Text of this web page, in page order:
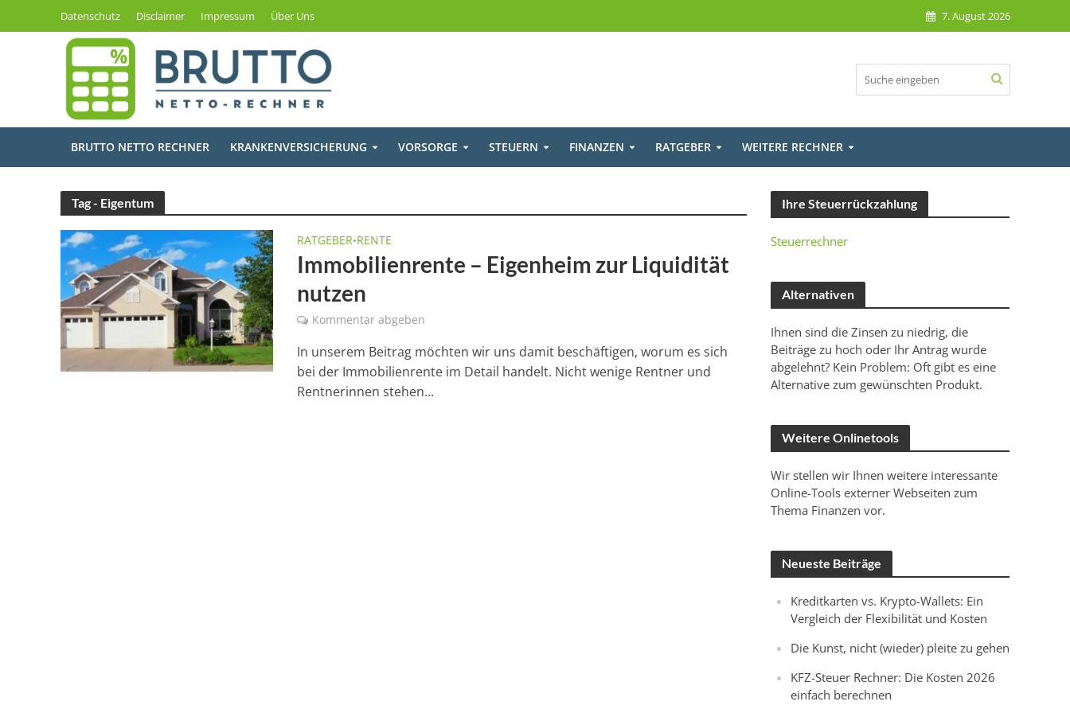
Datenschutz Disclaimer Impressum Über Uns 7. August 2026
BRUTTO NETTO RECHNER KRANKENVERSICHERUNG VORSORGE STEUERN FINANZEN RATGEBER WEITERE RECHNER
Tag - Eigentum
RATGEBER•RENTE
Immobilienrente – Eigenheim zur Liquidität
nutzen
Kommentar abgeben
In unserem Beitrag möchten wir uns damit beschäftigen, worum es sich
bei der Immobilienrente im Detail handelt. Nicht wenige Rentner und
Rentnerinnen stehen...
Ihre Steuerrückzahlung
Steuerrechner
Alternativen
Ihnen sind die Zinsen zu niedrig, die
Beiträge zu hoch oder Ihr Antrag wurde
abgelehnt? Kein Problem: Oft gibt es eine
Alternative zum gewünschten Produkt.
Weitere Onlinetools
Wir stellen wir Ihnen weitere interessante
Online-Tools externer Webseiten zum
Thema Finanzen vor.
Neueste Beiträge
Kreditkarten vs. Krypto-Wallets: Ein
Vergleich der Flexibilität und Kosten
Die Kunst, nicht (wieder) pleite zu gehen
KFZ-Steuer Rechner: Die Kosten 2026
einfach berechnen